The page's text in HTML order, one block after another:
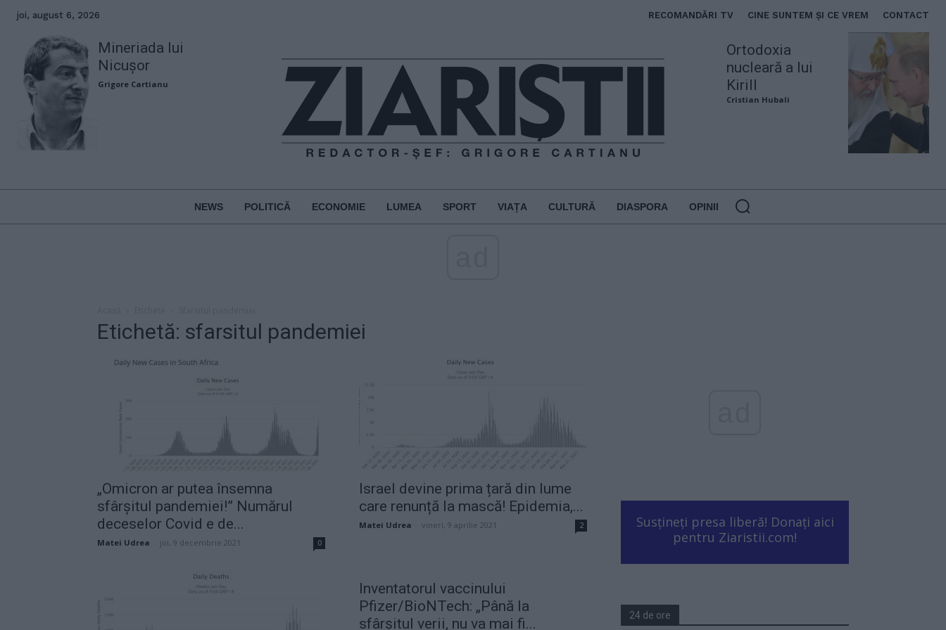
joi, august 6, 2026 RECOMANDĂRI TV CINE SUNTEM ȘI CE VREM CONTACT
Mineriada lui
Nicușor
Grigore Cartianu
Ortodoxia
nucleară a lui
Kirill
Cristian Hubali
NEWS POLITICĂ ECONOMIE LUMEA SPORT VIAȚA CULTURĂ DIASPORA OPINII
Etichetă: sfarsitul pandemiei
„Omicron ar putea însemna
sfârșitul pandemiei!” Numărul
deceselor Covid e de...
Matei Udrea joi, 9 decembrie 2021 0
Israel devine prima țară din lume
care renunță la mască! Epidemia,...
Matei Udrea vineri, 9 aprilie 2021 2
Inventatorul vaccinului
Pfizer/BioNTech: „Până la
sfârșitul verii, nu va mai fi...
Susțineți presa liberă! Donați aici
pentru Ziaristii.com!
24 de ore